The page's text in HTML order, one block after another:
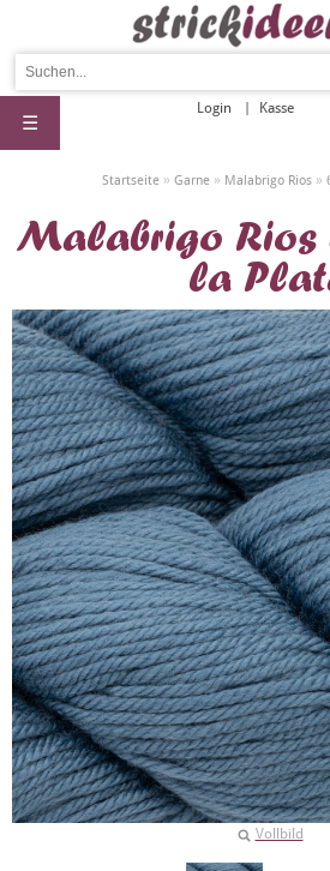
Login Kasse
☰
Startseite » Garne » Malabrigo Rios »
Malabrigo Rios
la
Vollbild